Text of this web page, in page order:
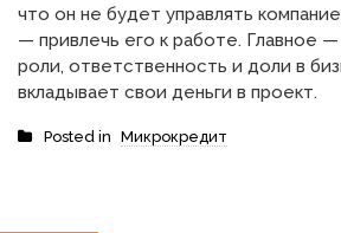
что он не будет управлять
— привлечь его к работе. Главное
роли, ответственность и доли в
вкладывает свои деньги в проект.
Posted in Микрокредит